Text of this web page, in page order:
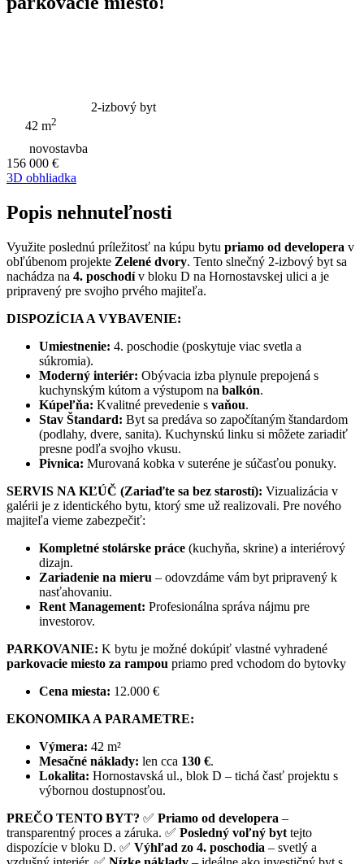
2-izbový byt
42 m2
novostavba
156 000 €
3D obhliadka
Popis nehnuteľnosti
Využite poslednú príležitosť na kúpu bytu priamo od developera v
obľúbenom projekte Zelené dvory. Tento slnečný 2-izbový byt sa
nachádza na 4. poschodív bloku D na Hornostavskej ulici a je
pripravený pre svojho prvého majiteľa.
DISPOZÍCIA A VYBAVENIE:
Umiestnenie: 4. poschodie (poskytuje viac svetla a
súkromia).
Moderný interiér: Obývacia izba plynule prepojená s
kuchynským kútom a výstupom na balkón.
Kúpeľňa: Kvalitné prevedenie s vaňou.
Stav Štandard: Byt sa predáva so započítaným štandardom
(podlahy, dvere, sanita). Kuchynskú linku si môžete zariadiť
presne podľa svojho vkusu.
Pivnica: Murovaná kobka v suteréne je súčasťou ponuky.
SERVIS NA KĽÚČ (Zariaďte sa bez starostí): Vizualizácia v
galérii je z identického bytu, ktorý sme už realizovali. Pre nového
majiteľa vieme zabezpečiť:
Kompletné stolárske práce (kuchyňa, skrine) a interiérový
dizajn.
Zariadenie na mieru – odovzdáme vám byt pripravený k
nasťahovaniu.
Rent Management: Profesionálna správa nájmu pre
investorov.
PARKOVANIE: K bytu je možné dokúpiť vlastné vyhradené
parkovacie miesto za rampou priamo pred vchodom do bytovky
Cena miesta: 12.000 €
EKONOMIKA A PARAMETRE:
Výmera: 42 m²
Mesačné náklady: len cca 130 €.
Lokalita: Hornostavská ul., blok D – tichá časť projektu s
výbornou dostupnosťou.
PREČO TENTO BYT? ✅ Priamo od developera –
transparentný proces a záruka. ✅ Posledný voľný byt tejto
dispozície v bloku D. ✅ Výhľad zo 4. poschodia – svetlý a